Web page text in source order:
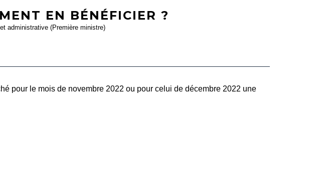
EN BÉNÉFICIER ?
administrative (Première ministre)
pour le mois de novembre 2022 ou pour celui de décembre 2022 une